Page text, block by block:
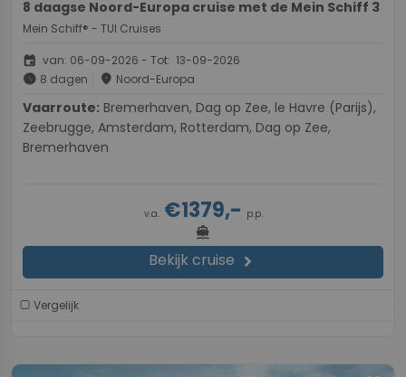
8 daagse Noord-Europa cruise met de Mein Schiff 3
Mein Schiff® - TUI Cruises
event van: 06-09-2026 - Tot: 13-09-2026
schedule 8 dagen place Noord-Europa
Vaarroute:
Zeebrugge, Amsterdam, Rotterdam, Dag op Zee,
Bremerhaven
v.a.€1379,- p.p.
directions_boat
Bekijk cruise chevron_right
Vergelijk